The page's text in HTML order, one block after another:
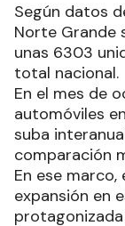
Según datos
Norte Grande
unas 6303
total nacional.
En el mes de
automóviles
suba
comparación
En ese
expansión en